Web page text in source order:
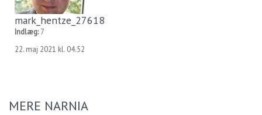
mark_hentze_27618
Indlæg:7
22. maj 2021 kl. 04.52
MERE NARNIA